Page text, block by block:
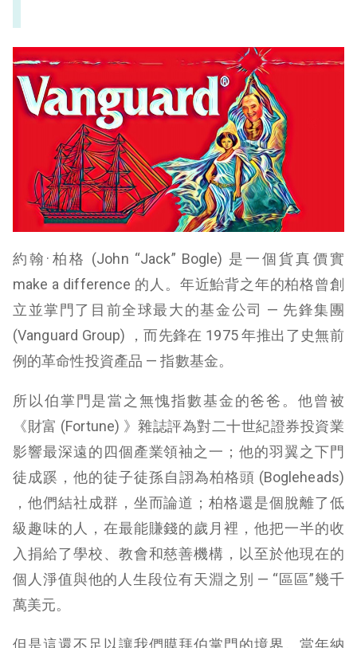
約翰·柏格 (John “Jack” Bogle) 是一個貨真價實
make a difference 的人。年近鮐背之年的柏格曾創
立並掌門了目前全球最大的基金公司 — 先鋒集團
(Vanguard Group) ，而先鋒在 1975 年推出了史無前
例的革命性投資產品 — 指數基金。
所以伯掌門是當之無愧指數基金的爸爸。他曾被
《財富 (Fortune) 》雜誌評為對二十世紀證券投資業
影響最深遠的四個產業領袖之一；他的羽翼之下門
徒成蹊，他的徒子徒孫自詡為柏格頭 (Bogleheads)
，他們結社成群，坐而論道；柏格還是個脫離了低
級趣味的人，在最能賺錢的歲月裡，他把一半的收
入捐給了學校、教會和慈善機構，以至於他現在的
個人淨值與他的人生段位有天淵之別 — “區區”幾千
萬美元。